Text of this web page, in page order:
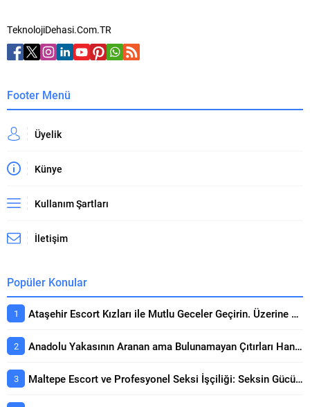
TeknolojiDehasi.Com.TR
Footer Menü
Üyelik
Künye
Kullanım Şartları
İletişim
Popüler Konular
Ataşehir Escort Kızları ile Mutlu Geceler Geçirin. Üzerine Kapsamlı Bakış
Anadolu Yakasının Aranan ama Bulunamayan Çıtırları Hangi Sitelerde? Seçerken Dikkat Edilecekler
Maltepe Escort ve Profesyonel Seksi İşçiliği: Seksin Gücünün Yanında Kaliteli Keyif Rehberi